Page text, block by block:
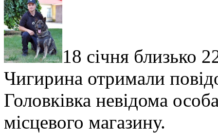
18 січня близько
Чигирина отримали
Головківка невідома
місцевого магазину.